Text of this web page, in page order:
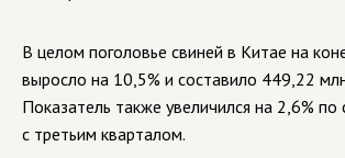
В целом поголовье свиней в Китае на
выросло на 10,5% и составило 449,22
Показатель также увеличился на 2,6% по
с третьим кварталом.